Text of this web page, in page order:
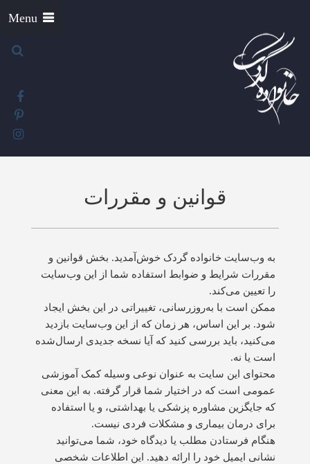
Menu
قوانین و مقررات
به وب‌سایت خانواده گردک خوش‌آمدید. بخش قوانین و
مقررات شرایط و ضوابط استفاده شما از این وب‌سایت
را تعیین می‌کند.
ممکن است با به‌روزرسانی، تغییراتی در این بخش ایجاد
شود. بر این اساس، هر زمان که از این وب‌سایت بازدید
می‌کنید، باید بررسی کنید که آیا نسخه جدیدی ارسال‌شده
است یا نه.
محتوای این سایت به عنوان نوعی وسیله کمک آموزشی
عمومی است که در اختیار شما قرار گرفته. به این معنی
که جایگزین مشاوره پزشکی یا بهداشتی، و یا استفاده
برای درمان بیماری و مشکلات فردی نیست.
هنگام فرستادن مطلب یا دیدگاه خود، شما می‌توانید
نشانی ایمیل خود را ارائه دهید. این اطلاعات شخصی